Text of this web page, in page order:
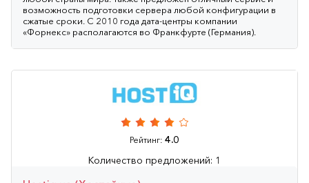
возможность подготовки сервера любой конфигурации в
сжатые сроки. С 2010 года дата-центры компании
«Форнекс» располагаются во Франкфурте (Германия).
Рейтинг: 4.0
Количество предложений: 1